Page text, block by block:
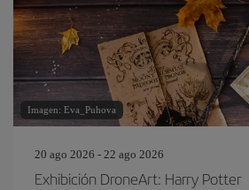
Imagen: Eva_Puhova
20 ago 2026 - 22 ago 2026
Exhibición DroneArt: Harry Potter